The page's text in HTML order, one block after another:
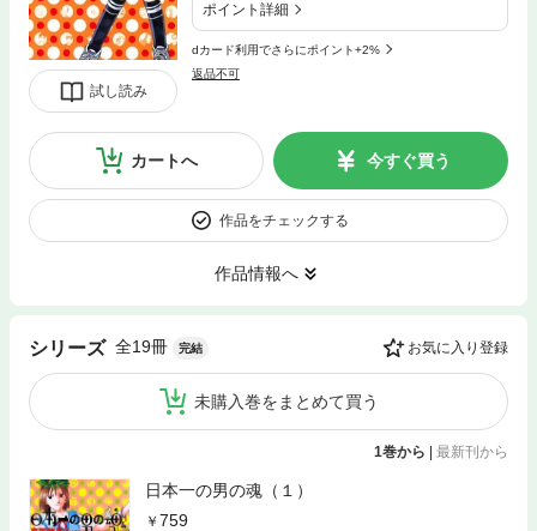
試し読み
ポイント詳細
dカード利用でさらにポイント+2%
返品不可
カートへ 今すぐ買う
作品をチェックする
作品情報へ
シリーズ 全19冊 完結 お気に入り登録
未購入巻をまとめて買う
1巻から | 最新刊から
日本一の男の魂（１）
759